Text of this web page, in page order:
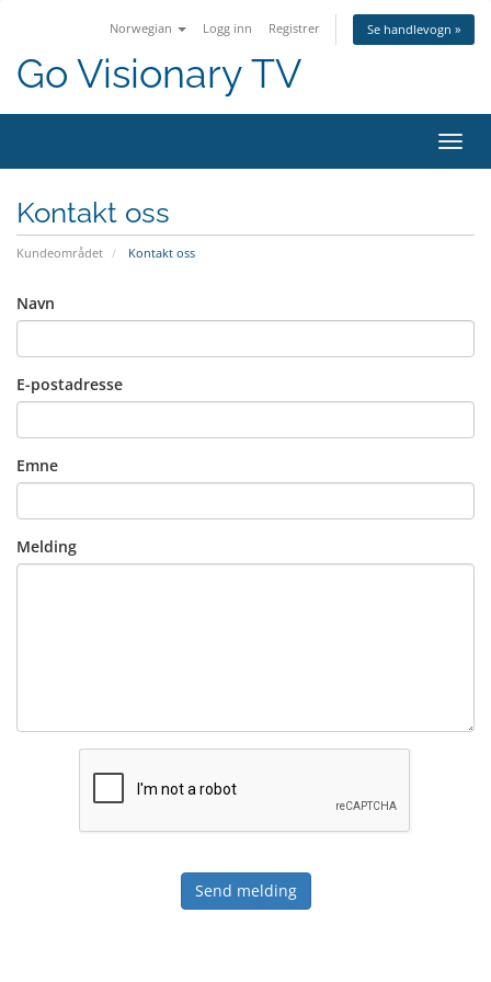
Norwegian Logg inn Registrer Se handlevogn »
Go Visionary TV
Bytt
Kontakt oss
Kundeområdet Kontakt oss
Navn
E-postadresse
Emne
Melding
Send melding